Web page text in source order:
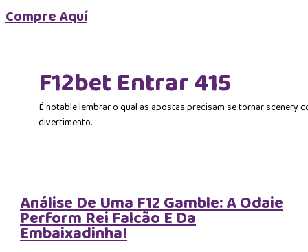
Compre Aquí
F12bet Entrar 415
É notable lembrar o qual as apostas precisam se tornar scenery
divertimento. –
Análise De Uma F12 Gamble: A Odaie
Perform Rei Falcão E Da
Embaixadinha!